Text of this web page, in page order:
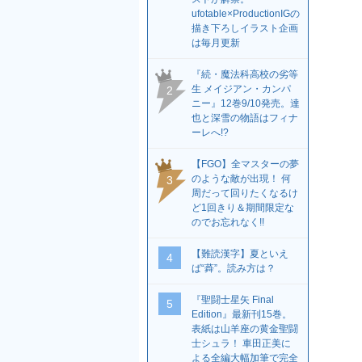
ufotable×ProductionIGの
描き下ろしイラスト企画
は毎月更新
2
『続・魔法科高校の劣等
生 メイジアン・カンパ
ニー』12巻9/10発売。達
也と深雪の物語はフィナ
ーレへ!?
3
【FGO】全マスターの夢
のような敵が出現！ 何
周だって回りたくなるけ
ど1回きり＆期間限定な
のでお忘れなく!!
4
【難読漢字】夏といえ
ば“蕣”。読み方は？
5
『聖闘士星矢 Final
Edition』最新刊15巻。
表紙は山羊座の黄金聖闘
士シュラ！ 車田正美に
よる全編大幅加筆で完全